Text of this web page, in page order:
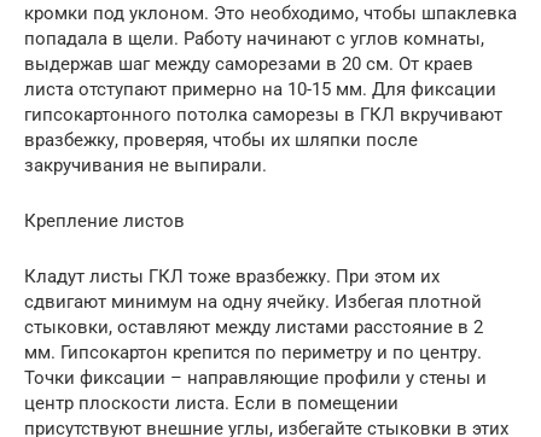
кромки под уклоном. Это необходимо, чтобы шпаклевка
попадала в щели. Работу начинают с углов комнаты,
выдержав шаг между саморезами в 20 см. От краев
листа отступают примерно на 10-15 мм. Для фиксации
гипсокартонного потолка саморезы в ГКЛ вкручивают
вразбежку, проверяя, чтобы их шляпки после
закручивания не выпирали.
Крепление листов
Кладут листы ГКЛ тоже вразбежку. При этом их
сдвигают минимум на одну ячейку. Избегая плотной
стыковки, оставляют между листами расстояние в 2
мм. Гипсокартон крепится по периметру и по центру.
Точки фиксации – направляющие профили у стены и
центр плоскости листа. Если в помещении
присутствуют внешние углы, избегайте стыковки в этих